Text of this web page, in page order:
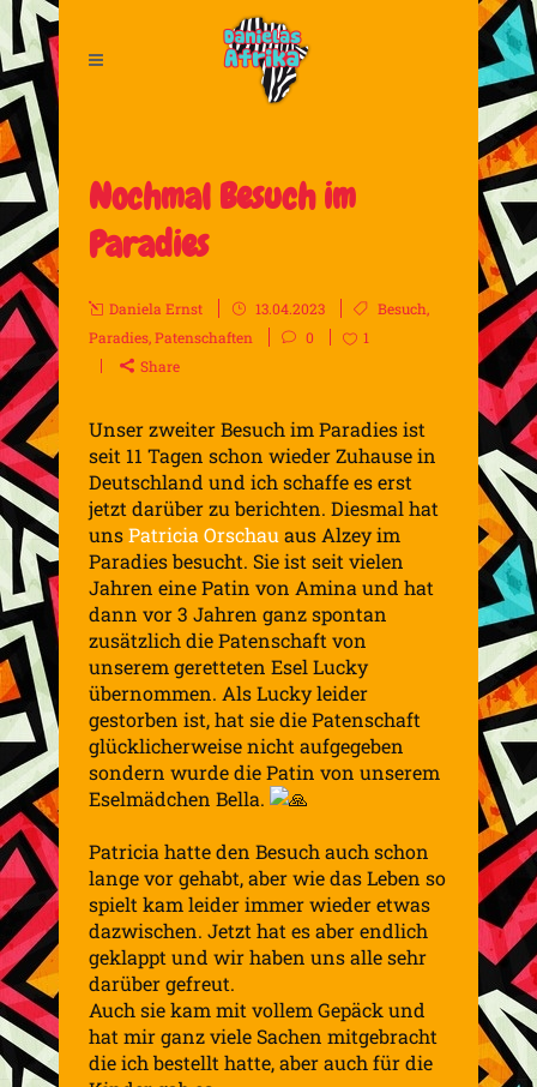
Nochmal Besuch im
Paradies
Daniela Ernst 13.04.2023 Besuch,
Paradies,Patenschaften 0
1
Share
Unser zweiter Besuch im Paradies ist
seit 11 Tagen schon wieder Zuhause in
Deutschland und ich schaffe es erst
jetzt darüber zu berichten. Diesmal hat
unsPatricia Orschau aus Alzey im
Paradies besucht. Sie ist seit vielen
Jahren eine Patin von Amina und hat
dann vor 3 Jahren ganz spontan
zusätzlich die Patenschaft von
unserem geretteten Esel Lucky
übernommen. Als Lucky leider
gestorben ist, hat sie die Patenschaft
glücklicherweise nicht aufgegeben
sondern wurde die Patin von unserem
Eselmädchen Bella.
Patricia hatte den Besuch auch schon
lange vor gehabt, aber wie das Leben so
spielt kam leider immer wieder etwas
dazwischen. Jetzt hat es aber endlich
geklappt und wir haben uns alle sehr
darüber gefreut.
Auch sie kam mit vollem Gepäck und
hat mir ganz viele Sachen mitgebracht
die ich bestellt hatte, aber auch für die